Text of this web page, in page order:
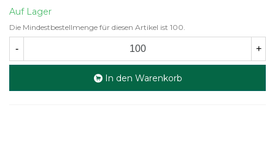
Auf Lager
Die Mindestbestellmenge für diesen Artikel ist 100.
- +
In den Warenkorb